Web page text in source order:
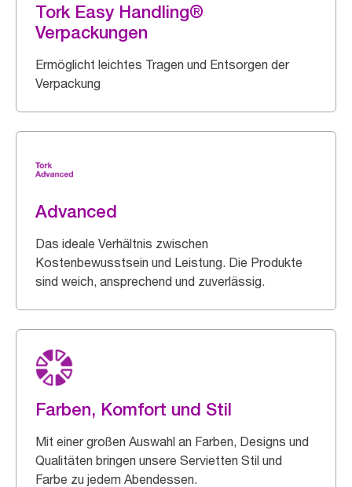
Tork Easy Handling®
Verpackungen
Ermöglicht leichtes Tragen und Entsorgen der
Verpackung
Advanced
Das ideale Verhältnis zwischen
Kostenbewusstsein und Leistung. Die Produkte
sind weich, ansprechend und zuverlässig.
Farben, Komfort und Stil
Mit einer großen Auswahl an Farben, Designs und
Qualitäten bringen unsere Servietten Stil und
Farbe zu jedem Abendessen.